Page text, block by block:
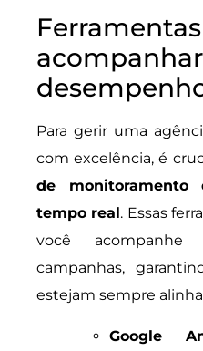
Para gerir uma
com excelência, é
de monitoramento
tempo real. Essas
você
campanhas,
estejam sempre
Google